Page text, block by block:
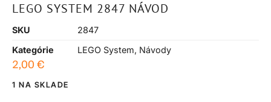
LEGO SYSTEM 2847 NÁVOD
SKU
2847
Kategórie
LEGO System, Návody
2,00 €
1 NA SKLADE